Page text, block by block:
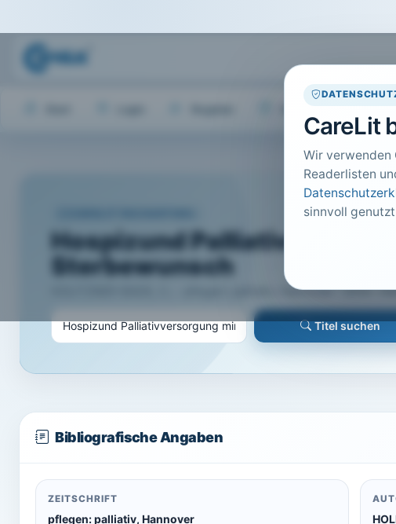
CareLit
Wir verwenden
Readerlisten
sinnvoll
Hospizund
Sterbewunsch
HOLITZNER-BADE, C.; · pflegen: palliativ, Hannover · 2014 ·
Titel suchen
Bibliografische Angaben
ZEITSCHRIFT
pflegen: palliativ, Hannover